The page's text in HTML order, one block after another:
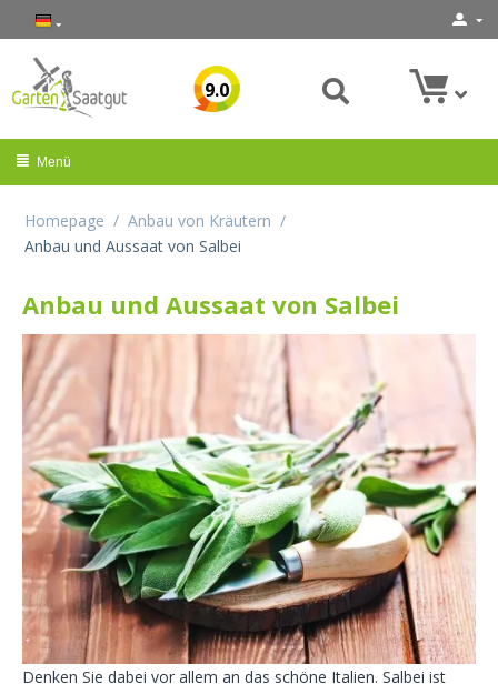
9.0
Menü
Homepage / Anbau von Kräutern /
Anbau und Aussaat von Salbei
Anbau und Aussaat von Salbei
Denken Sie dabei vor allem an das schöne Italien. Salbei ist